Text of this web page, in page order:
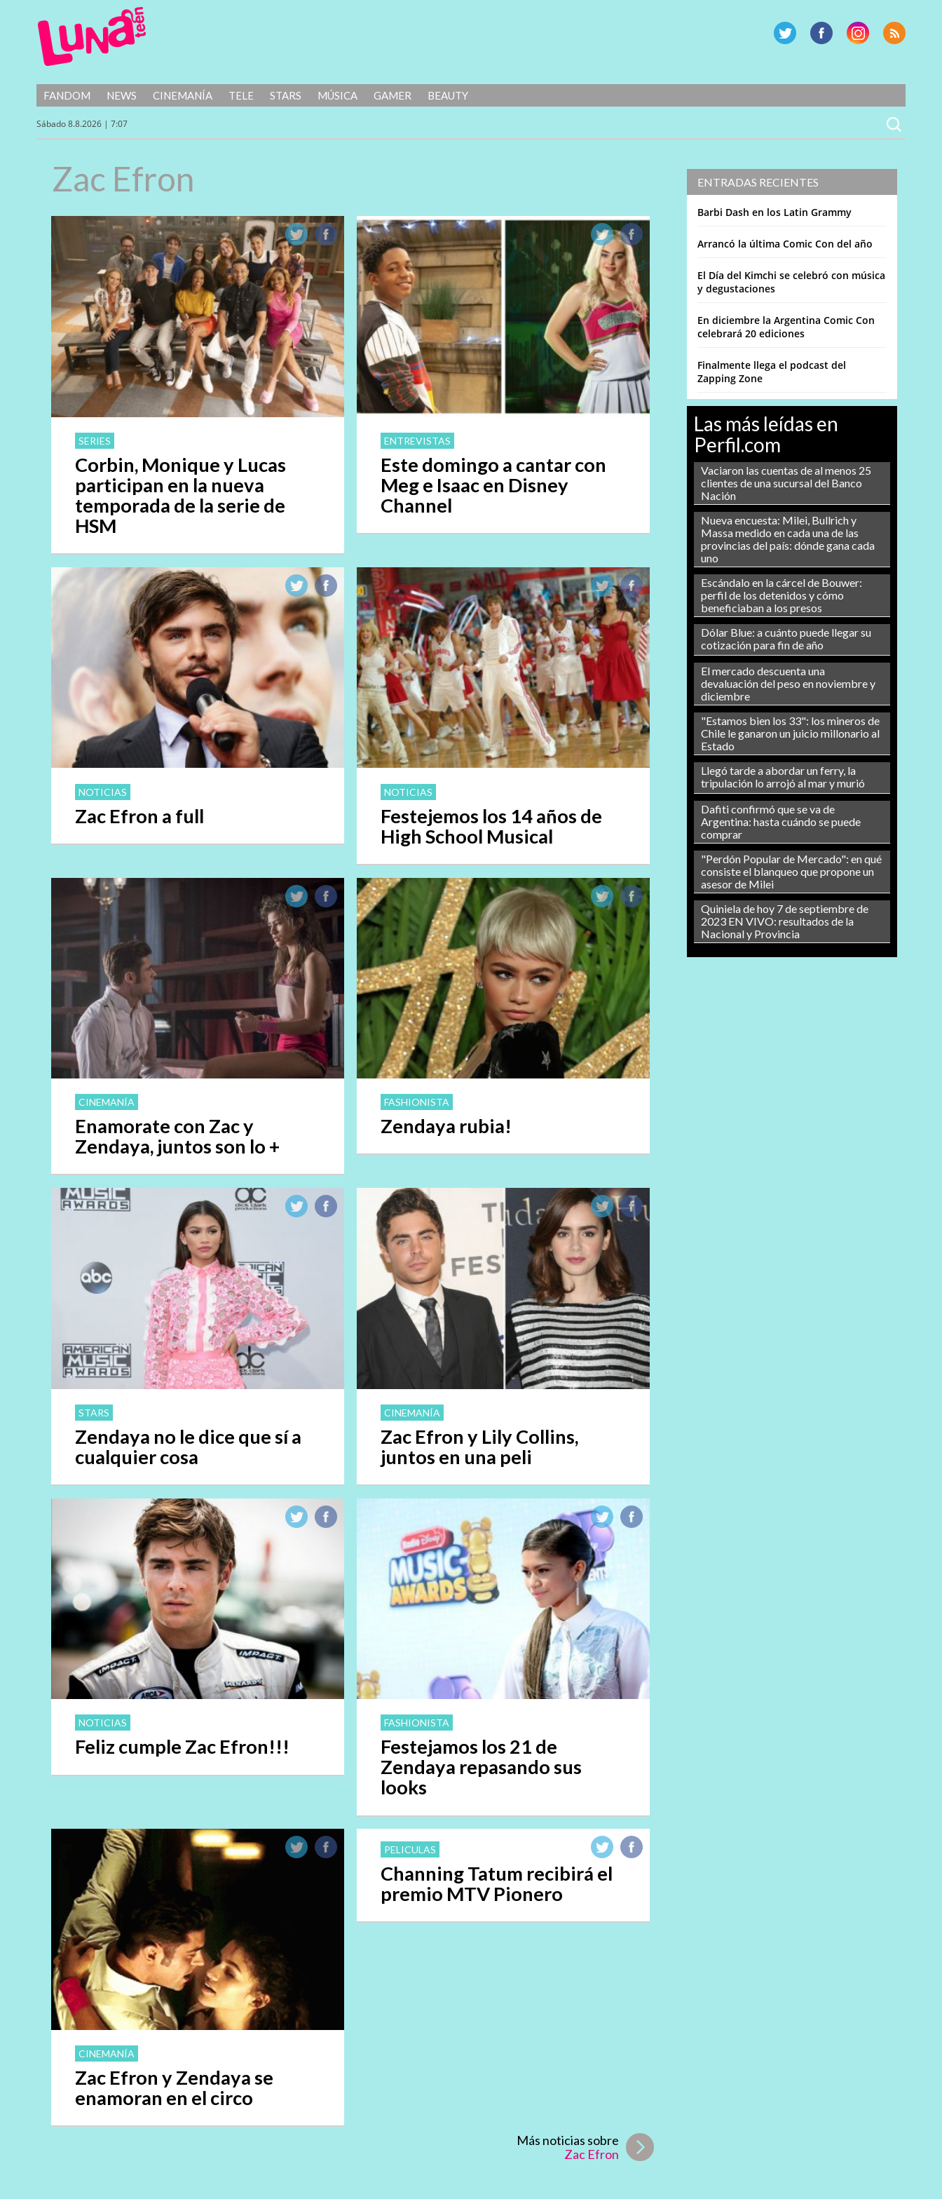
FANDOM NEWS CINEMANÍA TELE STARS MÚSICA GAMER BEAUTY
Sábado 8.8.2026 | 7:07
ENTRADAS RECIENTES
Barbi Dash en los Latin Grammy
Arrancó la última Comic Con del año
El Día del Kimchi se celebró con música
y degustaciones
En diciembre la Argentina Comic Con
celebrará 20 ediciones
Finalmente llega el podcast del
Zapping Zone
Las más leídas en
Perfil.com
Vaciaron las cuentas de al menos 25
clientes de una sucursal del Banco
Nación
Nueva encuesta: Milei, Bullrich y
Massa medido en cada una de las
provincias del país: dónde gana cada
uno
Escándalo en la cárcel de Bouwer:
perfil de los detenidos y cómo
beneficiaban a los presos
Dólar Blue: a cuánto puede llegar su
cotización para fin de año
El mercado descuenta una
devaluación del peso en noviembre y
diciembre
"Estamos bien los 33": los mineros de
Chile le ganaron un juicio millonario al
Estado
Llegó tarde a abordar un ferry, la
tripulación lo arrojó al mar y murió
Dafiti confirmó que se va de
Argentina: hasta cuándo se puede
comprar
"Perdón Popular de Mercado": en qué
consiste el blanqueo que propone un
asesor de Milei
Quiniela de hoy 7 de septiembre de
2023 EN VIVO: resultados de la
Nacional y Provincia
Zac Efron
SERIES
Corbin, Monique y Lucas
participan en la nueva
temporada de la serie de
HSM
ENTREVISTAS
Este domingo a cantar con
Meg e Isaac en Disney
Channel
NOTICIAS
Zac Efron a full
NOTICIAS
Festejemos los 14 años de
High School Musical
CINEMANÍA
Enamorate con Zac y
Zendaya, juntos son lo +
FASHIONISTA
Zendaya rubia!
STARS
Zendaya no le dice que sí a
cualquier cosa
CINEMANÍA
Zac Efron y Lily Collins,
juntos en una peli
NOTICIAS
Feliz cumple Zac Efron!!!
FASHIONISTA
Festejamos los 21 de
Zendaya repasando sus
looks
CINEMANÍA
Zac Efron y Zendaya se
enamoran en el circo
PELICULAS
Channing Tatum recibirá el
premio MTV Pionero
Más noticias sobre
Zac Efron